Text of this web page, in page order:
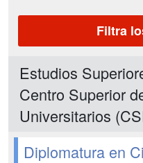
Filtra
Estudios
Centro Superior
Universitarios
Diplomatura en